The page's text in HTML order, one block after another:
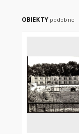
OBIEKTY podobne